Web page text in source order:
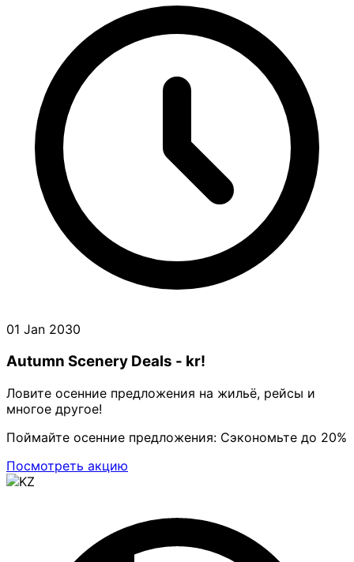
01 Jan 2030
Autumn Scenery Deals - kr!
Ловите осенние предложения на жильё, рейсы и
многое другое!
Поймайте осенние предложения: Сэкономьте до 20%
Посмотреть акцию